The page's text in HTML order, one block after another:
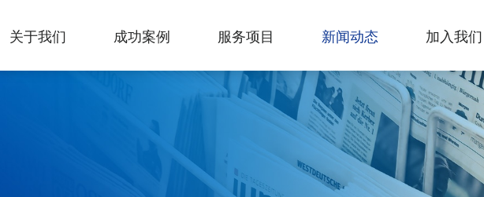
关于我们 成功案例 服务项目 新闻动态 加入我们